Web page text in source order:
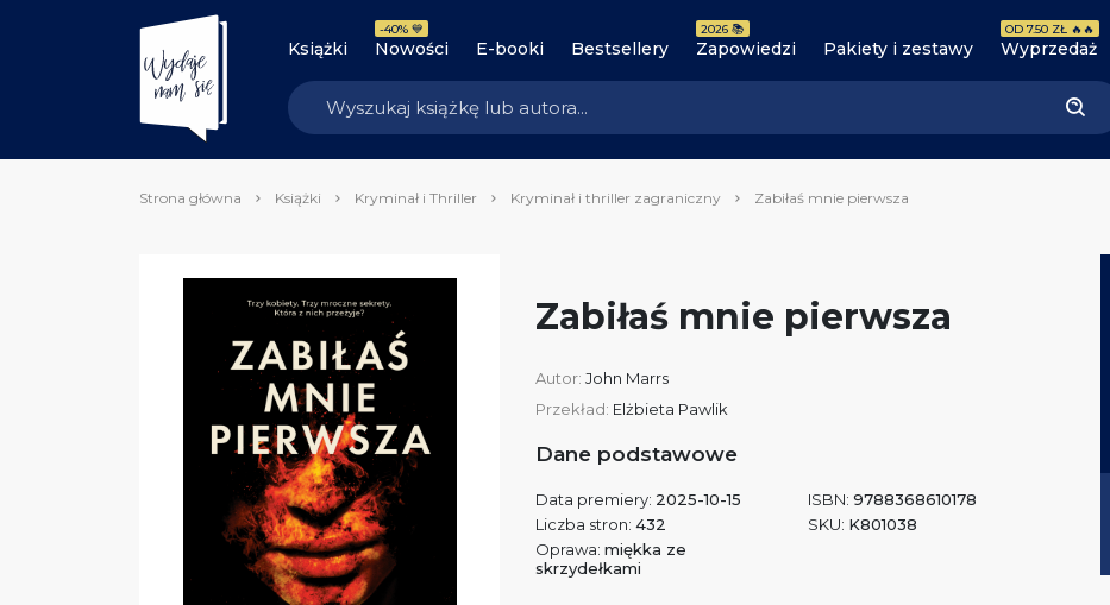
Książki Nowości
-40% 💙
E-booki Bestsellery Zapowiedzi
2026 📚
Pakiety i zestawy Wyprzedaż
OD 7.50 ZŁ 🔥🔥
Strona główna Książki Kryminał i Thriller Kryminał i thriller zagraniczny Zabiłaś mnie pierwsza
Zabiłaś mnie pierwsza
Autor: John Marrs
Przekład: Elżbieta Pawlik
Dane podstawowe
Data premiery: 2025-10-15
Liczba stron: 432
Oprawa: miękka ze
skrzydełkami
ISBN: 9788368610178
SKU: K801038